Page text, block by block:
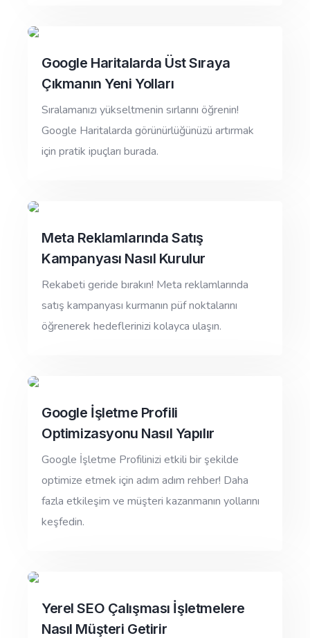
Google Haritalarda Üst Sıraya
Çıkmanın Yeni Yolları
Sıralamanızı yükseltmenin sırlarını öğrenin!
Google Haritalarda görünürlüğünüzü artırmak
için pratik ipuçları burada.
Meta Reklamlarında Satış
Kampanyası Nasıl Kurulur
Rekabeti geride bırakın! Meta reklamlarında
satış kampanyası kurmanın püf noktalarını
öğrenerek hedeflerinizi kolayca ulaşın.
Google İşletme Profili
Optimizasyonu Nasıl Yapılır
Google İşletme Profilinizi etkili bir şekilde
optimize etmek için adım adım rehber! Daha
fazla etkileşim ve müşteri kazanmanın yollarını
keşfedin.
Yerel SEO Çalışması İşletmelere
Nasıl Müşteri Getirir